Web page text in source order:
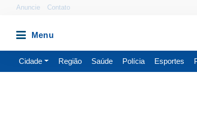
Anuncie Contato
Cidade Região Saúde Polícia Esportes